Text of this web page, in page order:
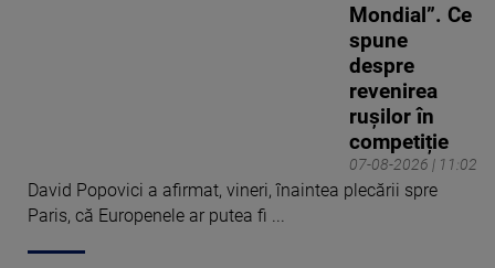
07-08-2026 | 11:02
Mondial”. Ce
spune
despre
revenirea
rușilor în
competiție
David Popovici a afirmat, vineri, înaintea plecării spre
Paris, că Europenele ar putea fi ...